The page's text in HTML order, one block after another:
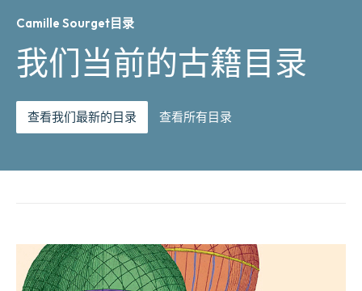
Camille Sourget目录
我们当前的古籍目录
查看我们最新的目录 查看所有目录